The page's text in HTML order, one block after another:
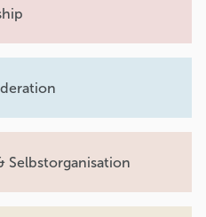
Selbstorganisation